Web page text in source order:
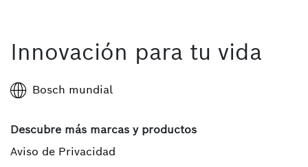
Innovación para tu vida
Bosch mundial
Descubre más marcas y productos
Aviso de Privacidad